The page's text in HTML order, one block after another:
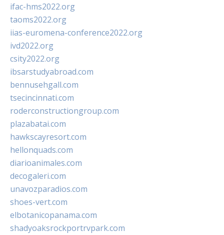
ifac-hms2022.org
taoms2022.org
iias-euromena-conference2022.org
ivd2022.org
csity2022.org
ibsarstudyabroad.com
bennusehgall.com
tsecincinnati.com
roderconstructiongroup.com
plazabatai.com
hawkscayresort.com
hellonquads.com
diarioanimales.com
decogaleri.com
unavozparadios.com
shoes-vert.com
elbotanicopanama.com
shadyoaksrockportrvpark.com